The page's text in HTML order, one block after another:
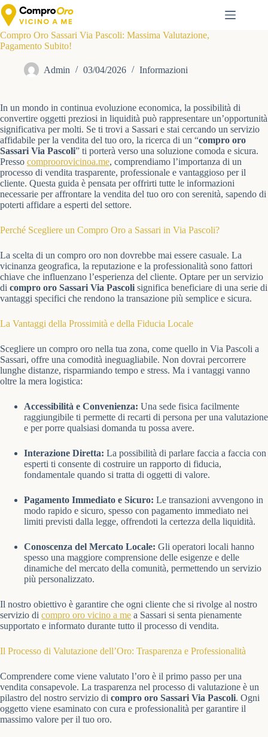
Salta
al
contenuto
Compro Oro Sassari Via Pascoli: Massima Valutazione,
Pagamento Subito!
Admin 03/04/2026 Informazioni
In un mondo in continua evoluzione economica, la possibilità di
convertire oggetti preziosi in liquidità può rappresentare un’opportunità
significativa per molti. Se ti trovi a Sassari e stai cercando un servizio
affidabile per la vendita del tuo oro, la ricerca di un “compro oro
Sassari Via Pascoli” ti porterà verso una soluzione comoda e sicura.
Presso comproorovicinoa.me, comprendiamo l’importanza di un
processo di vendita trasparente, professionale e vantaggioso per il
cliente. Questa guida è pensata per offrirti tutte le informazioni
necessarie per affrontare la vendita del tuo oro con serenità, sapendo di
poterti affidare a esperti del settore.
Perché Scegliere un Compro Oro a Sassari in Via Pascoli?
La scelta di un compro oro non dovrebbe mai essere casuale. La
vicinanza geografica, la reputazione e la professionalità sono fattori
chiave che influenzano l’esperienza del cliente. Optare per un servizio
di compro oro Sassari Via Pascoli significa beneficiare di una serie di
vantaggi specifici che rendono la transazione più semplice e sicura.
La Vantaggi della Prossimità e della Fiducia Locale
Scegliere un compro oro nella tua zona, come quello in Via Pascoli a
Sassari, offre una comodità ineguagliabile. Non dovrai percorrere
lunghe distanze, risparmiando tempo e stress. Ma i vantaggi vanno
oltre la mera logistica:
Accessibilità e Convenienza: Una sede fisica facilmente
raggiungibile ti permette di recarti di persona per una valutazione
e per porre qualsiasi domanda tu possa avere.
Interazione Diretta: La possibilità di parlare faccia a faccia con
esperti ti consente di costruire un rapporto di fiducia,
fondamentale quando si tratta di oggetti di valore.
Pagamento Immediato e Sicuro: Le transazioni avvengono in
modo rapido e sicuro, spesso con pagamento immediato nei
limiti previsti dalla legge, offrendoti la certezza della liquidità.
Conoscenza del Mercato Locale: Gli operatori locali hanno
spesso una maggiore comprensione delle esigenze e delle
dinamiche del mercato della comunità, permettendo un servizio
più personalizzato.
Il nostro obiettivo è garantire che ogni cliente che si rivolge al nostro
servizio di compro oro vicino a me a Sassari si senta pienamente
supportato e informato durante tutto il processo di vendita.
Il Processo di Valutazione dell’Oro: Trasparenza e Professionalità
Comprendere come viene valutato l’oro è il primo passo per una
vendita consapevole. La trasparenza nel processo di valutazione è un
pilastro del nostro servizio di compro oro Sassari Via Pascoli. Ogni
oggetto viene esaminato con cura e professionalità per garantire il
massimo valore per il tuo oro.